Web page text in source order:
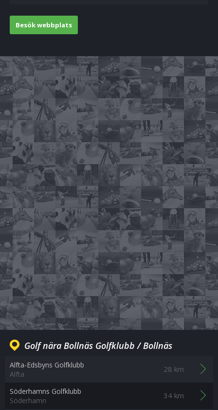
Besök webbplats
Golf nära Bollnäs Golfklubb / Bollnäs
Alfta-Edsbyns Golfklubb
Alfta
28 km
Söderhamns Golfklubb
Söderhamn
34 km